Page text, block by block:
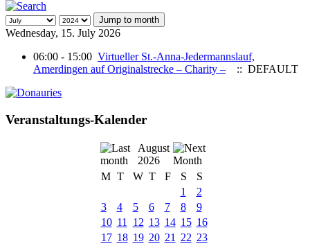
Jump to month
Wednesday, 15. July 2026
06:00 - 15:00 Virtueller St.-Anna-Jedermannslauf,
Amerdingen auf Originalstrecke – Charity –
:: DEFAULT
Veranstaltungs-Kalender
August
2026
M T W T F S
S
1
2
3
4 5 6 7 8
9
10 11 12 13 14 15 16
17 18 19 20 21 22 23